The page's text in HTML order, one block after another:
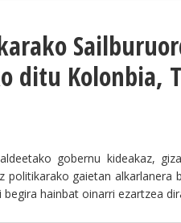
ditu Kolonbia,
gobernu kideakaz,
politikarako gaietan alkarlanera
hainbat oinarri ezartzea